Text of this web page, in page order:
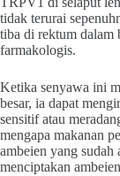
tidak terurai
tiba di rektum dalam
farmakologis.
Ketika senyawa ini
besar, ia dapat
sensitif atau
mengapa makanan
ambeien yang sudah
menciptakan